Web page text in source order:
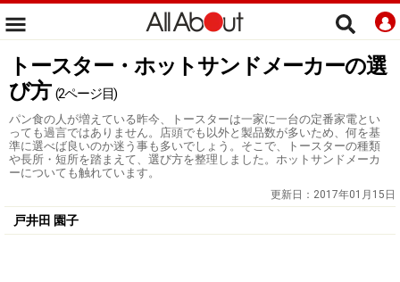
トースター・ホットサンドメーカーの選
び方 (2ページ目)
パン食の人が増えている昨今、トースターは一家に一台の定番家電とい
っても過言ではありません。店頭でも以外と製品数が多いため、何を基
準に選べば良いのか迷う事も多いでしょう。そこで、トースターの種類
や長所・短所を踏まえて、選び方を整理しました。ホットサンドメーカ
ーについても触れています。
更新日： 2017年01月15日
戸井田 園子